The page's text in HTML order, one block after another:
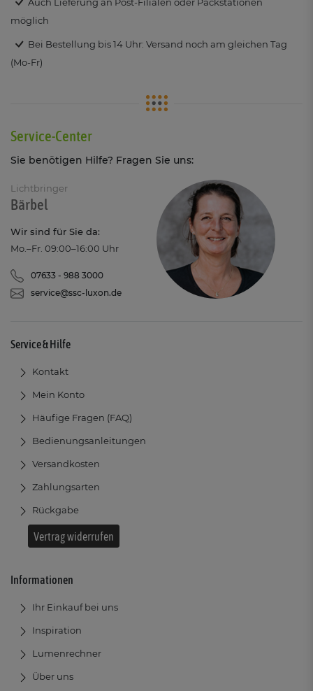
möglich
Bei Bestellung bis 14 Uhr: Versand noch am gleichen Tag
(Mo-Fr)
Service-Center
Sie benötigen Hilfe? Fragen Sie uns:
Lichtbringer
Bärbel
Wir sind für Sie da:
Mo.–Fr. 09:00–16:00 Uhr
07633 - 988 3000
service@ssc-luxon.de
Service & Hilfe
Kontakt
Mein Konto
Häufige Fragen (FAQ)
Bedienungsanleitungen
Versandkosten
Zahlungsarten
Rückgabe
Vertrag widerrufen
Informationen
Ihr Einkauf bei uns
Inspiration
Lumenrechner
Über uns